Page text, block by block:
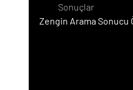
Sonuçlar
Zengin Arama Sonucu